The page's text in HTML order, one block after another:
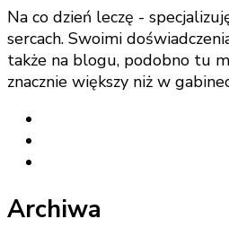
Na co dzień leczę -
sercach. Swoimi
także na blogu, podobno tu
znacznie większy niż w
Archiwa